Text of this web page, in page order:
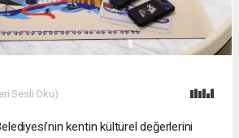
Sesli Oku)
kentin kültürel değerlerini